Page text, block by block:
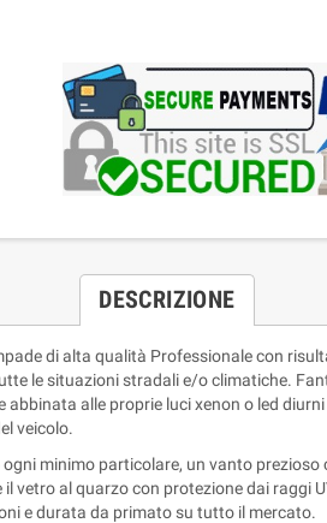
DESCRIZIONE
di alta qualità Professionale con
le situazioni stradali e/o climatiche.
alle proprie luci xenon o led
veicolo.
minimo particolare, un vanto
vetro al quarzo con protezione dai raggi
e durata da primato su tutto il mercato.